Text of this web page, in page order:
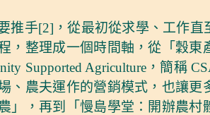
推手[2]，從最初從求學、工作
，整理成一個時間軸，從「穀
Supported Agriculture，簡稱
、農夫運作的營銷模式，也讓
」，再到「慢島學堂：開辦農